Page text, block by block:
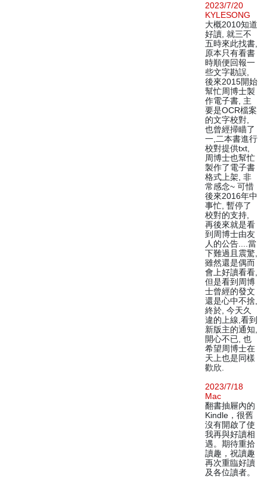
2023/7/20
KYLESONG
大概2010知道
好讀, 就三不
五時來此找書,
原本只有看書
時順便回報一
些文字勘誤,
後來2015開始
幫忙周博士製
作電子書, 主
要是OCR檔案
的文字校對,
也曾經掃瞄了
一,二本書進行
校對提供txt,
周博士也幫忙
製作了電子書
格式上架, 非
常感念~ 可惜
後來2016年中
事忙, 暫停了
校對的支持,
再後來就是看
到周博士由友
人的公告....當
下難過且震驚,
雖然還是偶而
會上好讀看看,
但是看到周博
士曾經的發文
還是心中不捨,
終於, 今天久
違的上線,看到
新版主的通知,
開心不已, 也
希望周博士在
天上也是同樣
歡欣.
2023/7/18
Mac
翻書抽屜內的
Kindle，很舊
沒有開啟了使
我再與好讀相
遇。期待重拾
讀趣，祝讀趣
再次重臨好讀
及各位讀者。